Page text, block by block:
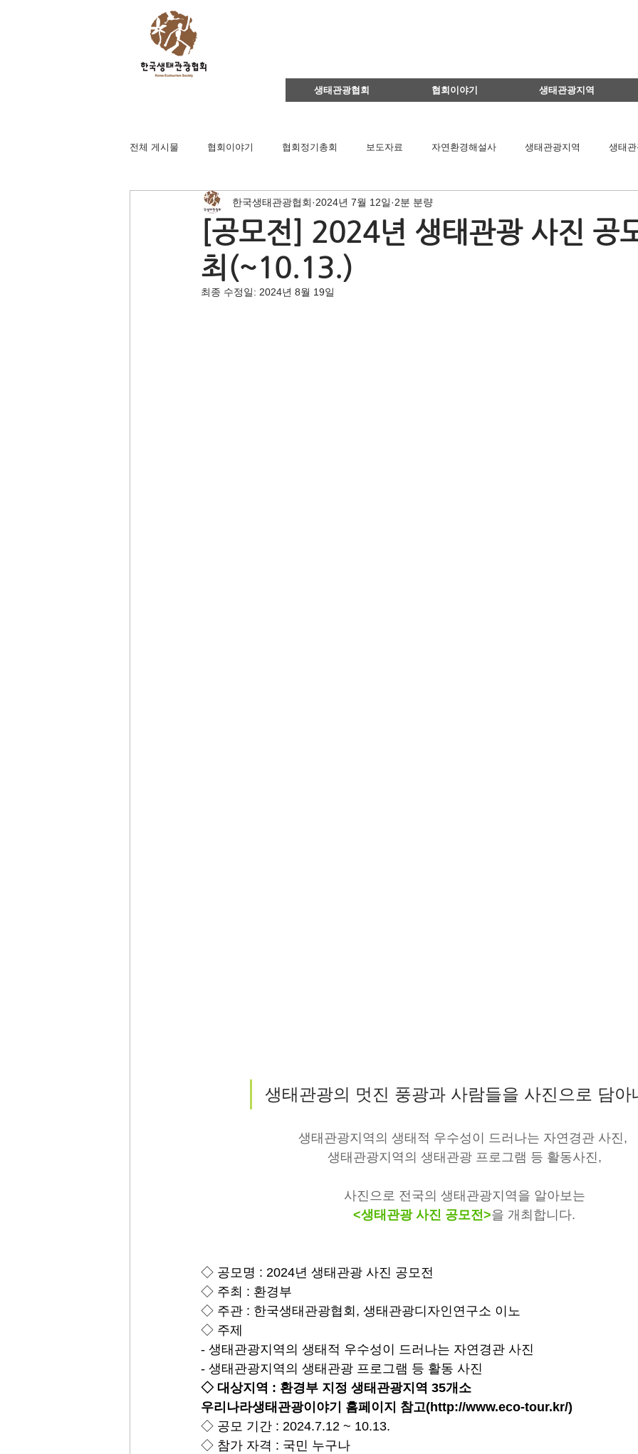
생태관광협회 협회이야기 생태관광지역
전체 게시물 협회이야기 협회정기총회 보도자료 자연환경해설사 생태관광지역 생태
영주댐바로알기 생태문화교실 이달의 생태관광지
이벤트 지역컨설팅
[공모전] 2024년 생태관광 사진 공
최(~10.13.)
한국생태관광협회 2024년 7월 12일 2분 분량
최종 수정일: 2024년 8월 19일
생태관광의 멋진 풍광과 사람들을 사진으로 담아
생태관광지역의 생태적 우수성이 드러나는 자연경관 사진,
생태관광지역의 생태관광 프로그램 등 활동사진,
사진으로 전국의 생태관광지역을 알아보는
<생태관광 사진 공모전>을 개최합니다.
◇ 공모명 : 2024년 생태관광 사진 공모전
◇ 주최 : 환경부
◇ 주관 : 한국생태관광협회, 생태관광디자인연구소 이노
◇ 주제
- 생태관광지역의 생태적 우수성이 드러나는 자연경관 사진
- 생태관광지역의 생태관광 프로그램 등 활동 사진
◇ 대상지역 : 환경부 지정 생태관광지역 35개소
우리나라생태관광이야기 홈페이지 참고(http://www.eco-tour.kr/)
◇ 공모 기간 : 2024.7.12 ~ 10.13.
◇ 참가 자격 : 국민 누구나